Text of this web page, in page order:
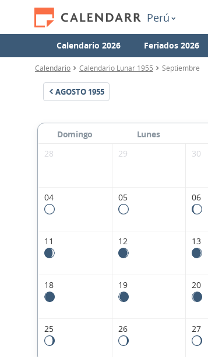
Perú
Calendario 2026 Feriados 2026
Calendario Calendario Lunar 1955 Septiembre
AGOSTO 1955
Domingo Lunes
28
29 30
04 05 06
11 12 13
18 19 20
25 26 27